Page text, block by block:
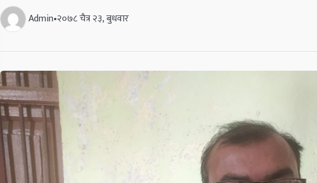
Admin•२०७८ चैत्र २३, बुधवार